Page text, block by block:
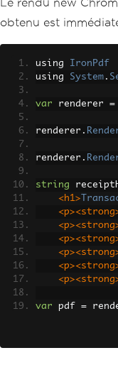
Le rendu new
obtenu est
using IronPdf
using System .
var renderer =
renderer .
renderer .
string
<h1>
var pdf =